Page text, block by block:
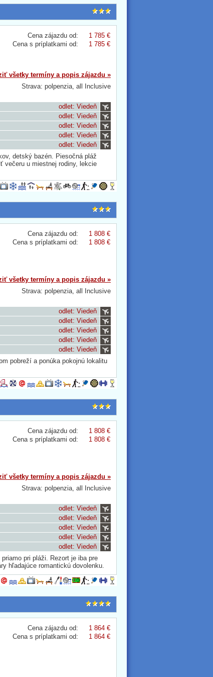
Cena zájazdu od:
1 785 €
Cena s príplatkami od:
1 785 €
všetky termíny a popis zájazdu »
Strava: polpenzia, all Inclusive
odlet: Viedeň
odlet: Viedeň
odlet: Viedeň
odlet: Viedeň
odlet: Viedeň
detský bazén. Piesočná pláž
večeru u miestnej rodiny, lekcie
Cena zájazdu od:
1 808 €
Cena s príplatkami od:
1 808 €
všetky termíny a popis zájazdu »
Strava: polpenzia, all Inclusive
odlet: Viedeň
odlet: Viedeň
odlet: Viedeň
odlet: Viedeň
odlet: Viedeň
pobreží a ponúka pokojnú lokalitu
Cena zájazdu od:
1 808 €
Cena s príplatkami od:
1 808 €
všetky termíny a popis zájazdu »
Strava: polpenzia, all Inclusive
odlet: Viedeň
odlet: Viedeň
odlet: Viedeň
odlet: Viedeň
odlet: Viedeň
pri pláži. Rezort je iba pre
hľadajúce romantickú dovolenku.
Cena zájazdu od:
1 864 €
Cena s príplatkami od:
1 864 €